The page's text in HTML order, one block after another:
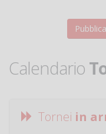
Calendario
Tornei in